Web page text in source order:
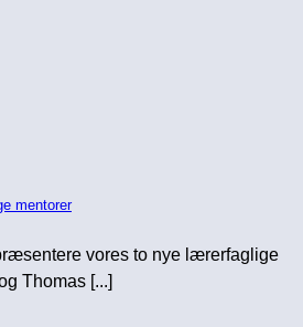
mentorer
vores to nye lærerfaglige
Thomas [...]